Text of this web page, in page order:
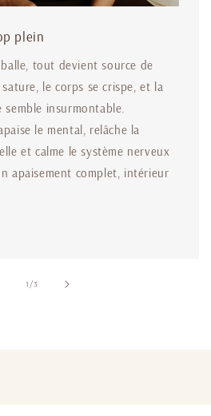
plein
tout devient source de
le corps se crispe, et la
insurmontable.
le mental, relâche la
et calme le système nerveux
apaisement complet, intérieur
1 /de
3